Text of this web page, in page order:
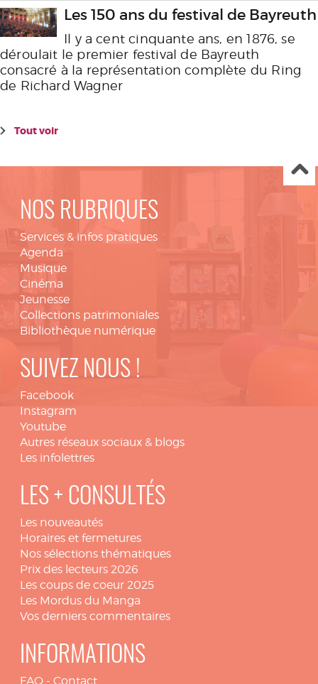
Les 150 ans du festival de Bayreuth
Il y a cent cinquante ans, en 1876, se
déroulait le premier festival de Bayreuth
consacré à la représentation complète du Ring
de Richard Wagner
Tout voir
NOS RUBRIQUES
Services & infos pratiques
Agenda
Musique
Cinéma
Jeunesse
Collections patrimoniales
Bibliothèque numérique
SUIVEZ NOUS !
Facebook
Instagram
Youtube
Autres réseaux sociaux & blogs
Les infolettres
LES + CONSULTÉS
Les nouveautés
Horaires et fermetures
Nos sélections thématiques
Prix des lecteurs 2026
Les coups de coeur 2025
Les Mordus du Manga
Vos derniers commentaires
INFORMATIONS
FAQ - Contact